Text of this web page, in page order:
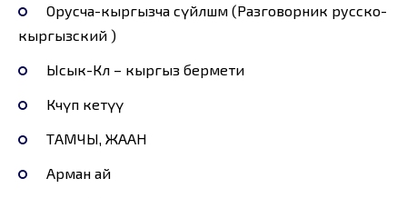
Орусча-кыргызча сүйлөшмө (Разговорник русско-
кыргызский )
Ысык-Көл – кыргыз бермети
Көчүп кетүү
ТАМЧЫ, ЖААН
Арман ай